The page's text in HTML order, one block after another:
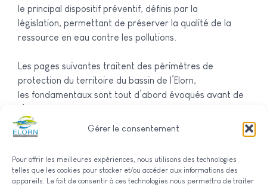
Gérer le consentement
Pour offrir les meilleures expériences, nous utilisons des technologies
telles que les cookies pour stocker et/ou accéder aux informations des
appareils. Le fait de consentir à ces technologies nous permettra de traiter
le principal dispositif préventif, définis par la
législation, permettant de préserver la qualité de la
ressource en eau contre les pollutions.
Les pages suivantes traitent des périmètres de
protection du territoire du bassin de l’Elorn,
les fondamentaux sont tout d’abord évoqués avant de
prise d’eau de Pont ar Bled.
La prise d’eau de Pont ar Bled
Les captages de la CAPLD